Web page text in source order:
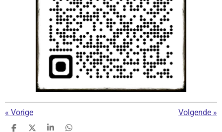
« Vorige Volgende »